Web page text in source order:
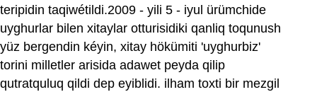
teripidin taqiwétildi.2009 - yili 5 - iyul ürümchide
uyghurlar bilen xitaylar otturisidiki qanliq toqunush
yüz bergendin kéyin, xitay hökümiti 'uyghurbiz'
torini milletler arisida adawet peyda qilip
qutratquluq qildi dep eyiblidi. ilham toxti bir mezgil